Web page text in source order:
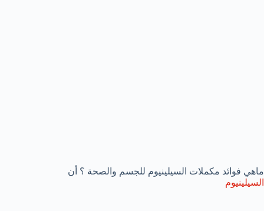
ماهي فوائد مكملات السيلينيوم للجسم والصحة ؟ أن
السيلينيوم